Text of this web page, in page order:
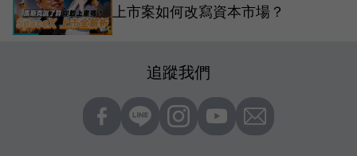
上市案如何改寫資本市場？
追蹤我們